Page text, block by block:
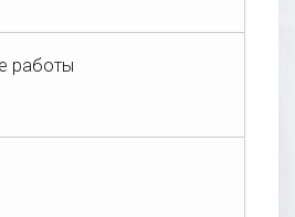
цвета
лицевой части
работы